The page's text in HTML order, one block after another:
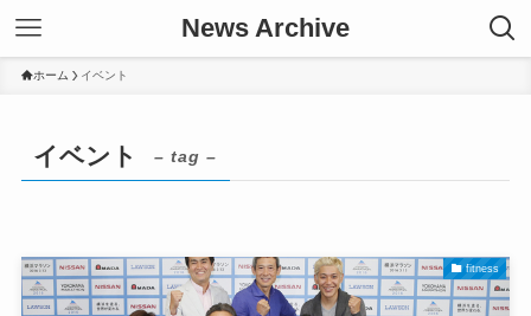
News Archive
ホーム イベント
イベント – tag –
fitness